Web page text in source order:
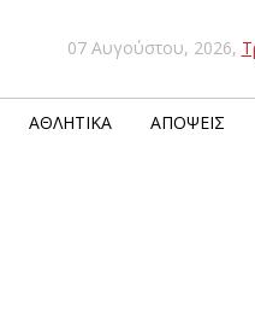
07 Αυγούστου, 2026,
ΑΘΛΗΤΙΚΆ ΑΠΌΨΕΙΣ